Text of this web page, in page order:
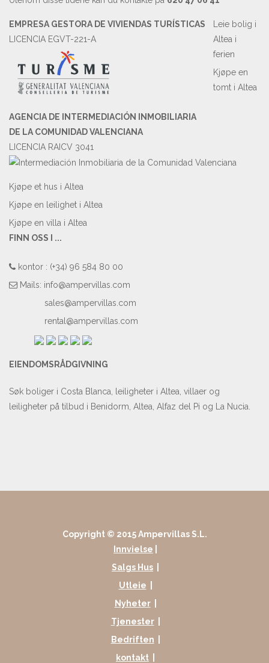
EMPRESA GESTORA DE VIVIENDAS TURÍSTICAS
LICENCIA EGVT-221-A
AGENCIA DE INTERMEDIACIÓN INMOBILIARIA
DE LA COMUNIDAD VALENCIANA
LICENCIA RAICV 3041
Leie bolig i
Altea i
ferien
Kjøpe en
tomt i Altea
Kjøpe et hus i Altea
Kjøpe en leilighet i Altea
Kjøpe en villa i Altea
FINN OSS I ...
kontor : (+34) 96 584 80 00
Mails: info@ampervillas.com
sales@ampervillas.com
rental@ampervillas.com
EIENDOMSRÅDGIVNING
Søk boliger i Costa Blanca, leiligheter i Altea, villaer og
leiligheter på tilbud i Benidorm, Altea, Alfaz del Pi og La Nucia.
Copyright © 2015 Ampervillas S.L.
Innvielse
Salgs Hus
Utleie
Nyheter
Tjenester
Bedriften
kontakt